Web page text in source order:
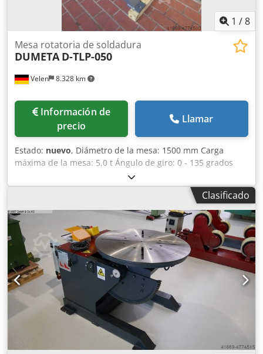
1 /8
Velen 8.328 km
Mesa rotatoria de soldadura
DUMETA D-TLP-050
Información de
precio
Llamar
Estado: nuevo, Diámetro de la mesa: 1500 mm Carga
máxima de la mesa: 5,0 t Ángulo de giro: 0 - 135 grados
Velocidad de rotación: 0,05 - 0,5 RPM Par de torsión en el
plato: 10000 Nm Dedpfjfv Axfjx Am Ajck Diámetro del
orificio central de la mesa: 200 mm Corriente de
soldadura: 700 amperios Potencia total requerida: 1,5 + 3,0
kW Peso de la máquina: aproximadamente t MESA
GIRATORIA INCLINABLE CON GRAN ORIFICIO CENTRAL 
Sistema de engranajes autoblocante, sin deslizamiento
previo ni posterior bajo carga excéntrica.  Componentes
electrónicos de Siemens y Schneider.  Control de
frecuencia, regulación de velocidad muy precisa.  Plato
giratorio con gran orificio central y ranuras en T.  Alta
estabilidad gracias a un diseño inteligente.  Certificado CE.
 Excelente relación calidad-precio.  La serie D-TLP se
suministra con mando a distancia y pedal
(izquierda/derecha). No se incluyen imágenes originales.
Clasificado